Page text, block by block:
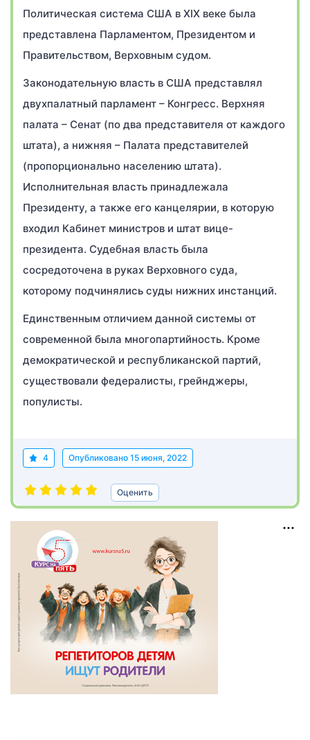
Политическая система США в XIX веке была
представлена Парламентом, Президентом и
Правительством, Верховным судом.
Законодательную власть в США представлял
двухпалатный парламент – Конгресс. Верхняя
палата – Сенат (по два представителя от каждого
штата), а нижняя – Палата представителей
(пропорционально населению штата).
Исполнительная власть принадлежала
Президенту, а также его канцелярии, в которую
входил Кабинет министров и штат вице-
президента. Судебная власть была
сосредоточена в руках Верховного суда,
которому подчинялись суды нижних инстанций.
Единственным отличием данной системы от
современной была многопартийность. Кроме
демократической и республиканской партий,
существовали федералисты, грейнджеры,
популисты.
4 Опубликовано 15 июня, 2022
Оценить